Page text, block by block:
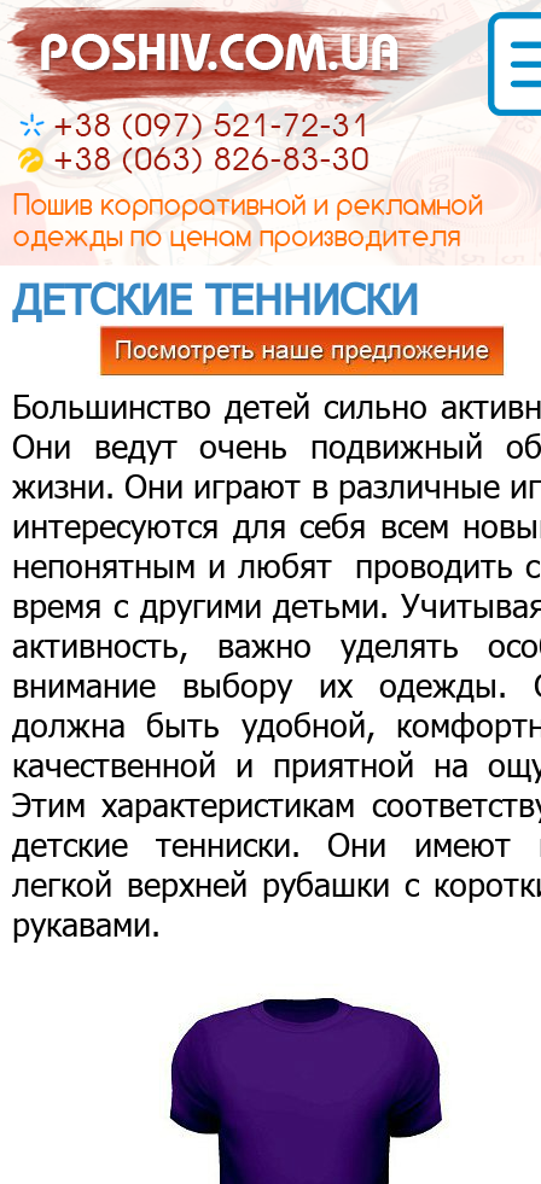
ДЕТСКИЕ ТЕННИСКИ
Большинство детей сильно
Они ведут очень подвижный
жизни. Они играют в различные
интересуются для себя всем
непонятным и любят проводить
время с другими детьми.
активность, важно уделять
внимание выбору их одежды.
должна быть удобной,
качественной и приятной на
Этим характеристикам
детские тенниски. Они имеют
легкой верхней рубашки с
рукавами.